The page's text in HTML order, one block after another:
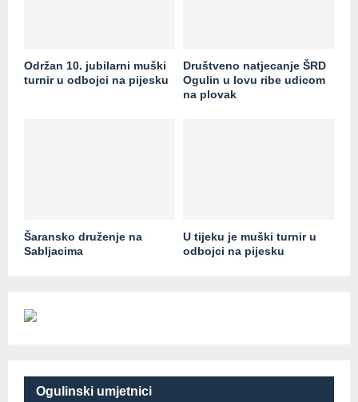
Održan 10. jubilarni muški
turnir u odbojci na pijesku
Društveno natjecanje ŠRD
Ogulin u lovu ribe udicom
na plovak
Šaransko druženje na
Sabljacima
U tijeku je muški turnir u
odbojci na pijesku
Ogulinski umjetnici